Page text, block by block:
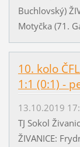
Buchlovský)
Motyčka (71.
10. kolo
1:1 (0:1) -
13.10.2019
TJ Sokol
ŽIVANICE: